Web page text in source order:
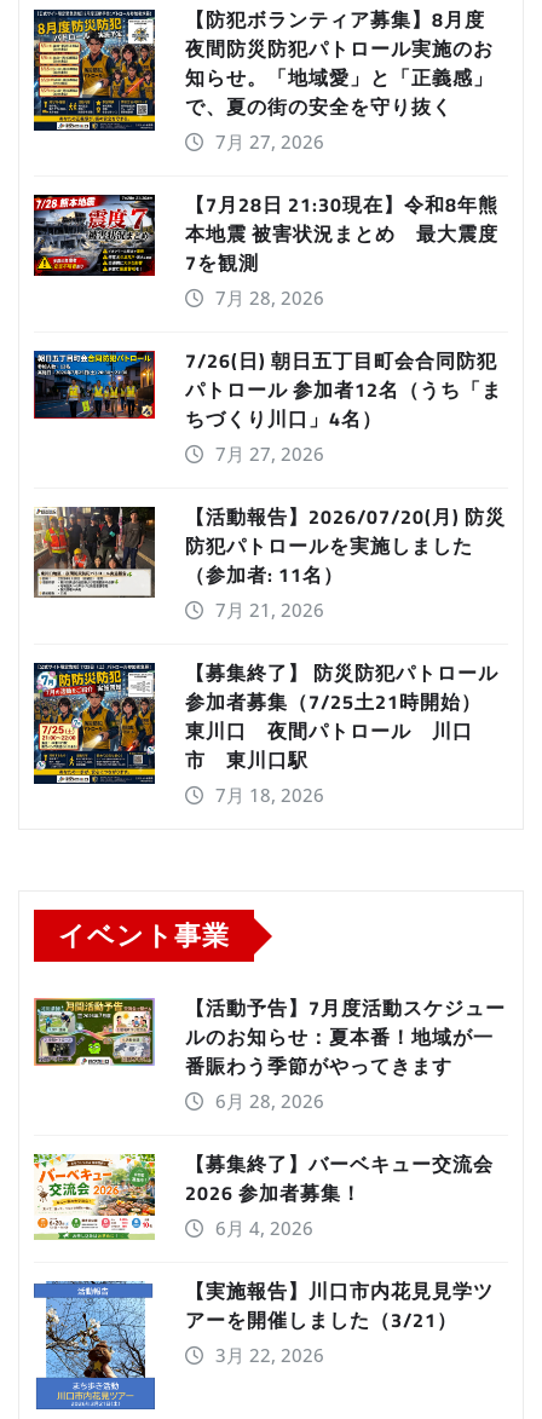
【防犯ボランティア募集】8月度
夜間防災防犯パトロール実施のお
知らせ。「地域愛」と「正義感」
で、夏の街の安全を守り抜く
7月 27, 2026
【7月28日 21:30現在】令和8年熊
本地震 被害状況まとめ 最大震度
7を観測
7月 28, 2026
7/26(日) 朝日五丁目町会合同防犯
パトロール 参加者12名（うち「ま
ちづくり川口」4名）
7月 27, 2026
【活動報告】2026/07/20(月) 防災
防犯パトロールを実施しました
（参加者: 11名）
7月 21, 2026
【募集終了】 防災防犯パトロール
参加者募集（7/25土21時開始）
東川口 夜間パトロール 川口
市 東川口駅
7月 18, 2026
イベント事業
【活動予告】7月度活動スケジュー
ルのお知らせ：夏本番！地域が一
番賑わう季節がやってきます
6月 28, 2026
【募集終了】バーベキュー交流会
2026 参加者募集！
6月 4, 2026
【実施報告】川口市内花見見学ツ
アーを開催しました（3/21）
3月 22, 2026